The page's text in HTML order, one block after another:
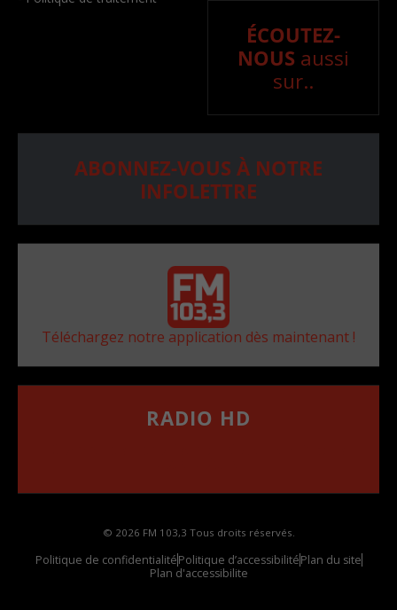
ÉCOUTEZ-
NOUS aussi
sur..
ABONNEZ-VOUS À NOTRE
INFOLETTRE
Téléchargez notre application dès maintenant !
RADIO HD
© 2026 FM 103,3 Tous droits réservés.
Politique de confidentialitéPolitique d’accessibilitéPlan du site
Plan d'accessibilite